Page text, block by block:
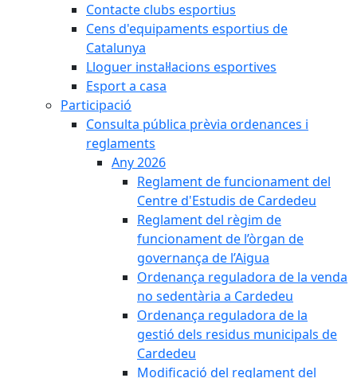
Contacte clubs esportius
Cens d'equipaments esportius de
Catalunya
Lloguer instal·lacions esportives
Esport a casa
Participació
Consulta pública prèvia ordenances i
reglaments
Any 2026
Reglament de funcionament del
Centre d'Estudis de Cardedeu
Reglament del règim de
funcionament de l’òrgan de
governança de l’Aigua
Ordenança reguladora de la venda
no sedentària a Cardedeu
Ordenança reguladora de la
gestió dels residus municipals de
Cardedeu
Modificació del reglament del